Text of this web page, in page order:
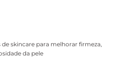
skincare para melhorar firmeza,
da pele